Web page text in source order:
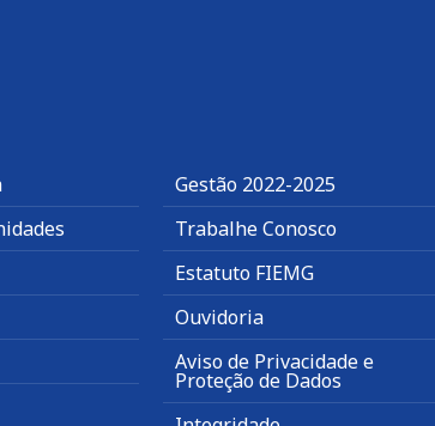
Gestão 2022-2025
Trabalhe Conosco
Estatuto FIEMG
Ouvidoria
Aviso de Privacidade e
Proteção de Dados